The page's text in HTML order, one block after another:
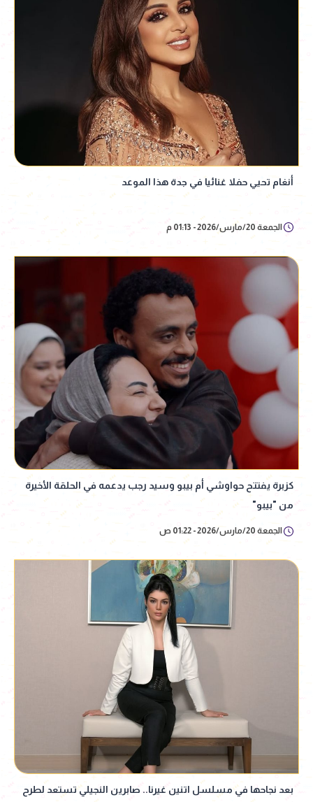
أنغام تحيي حفلا غنائيا في جدة هذا الموعد
الجمعة 20/مارس/2026 - 01:13 م
كزبرة يفتتح حواوشي أم بيبو وسيد رجب يدعمه في الحلقة الأخيرة
من "بيبو"
الجمعة 20/مارس/2026 - 01:22 ص
بعد نجاحها في مسلسل اتنين غيرنا.. صابرين النجيلي تستعد لطرح